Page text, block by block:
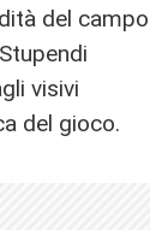
del campo
visivi
del gioco.